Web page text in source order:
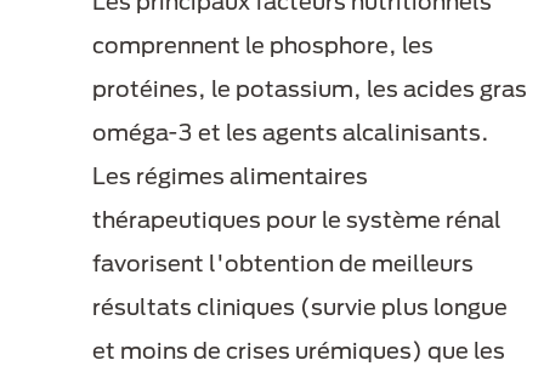
comprennent le phosphore, les
protéines, le potassium, les acides gras
oméga-3 et les agents alcalinisants.
Les régimes alimentaires
thérapeutiques pour le système rénal
favorisent l'obtention de meilleurs
résultats cliniques (survie plus longue
et moins de crises urémiques) que les